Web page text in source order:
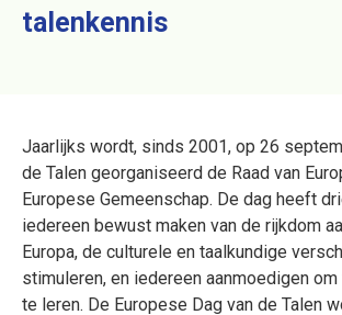
talenkennis
Jaarlijks wordt, sinds 2001, op 26
de Talen georganiseerd de Raad van
Europese Gemeenschap. De dag heeft
iedereen bewust maken van de rijkdom
Europa, de culturele en taalkundige
stimuleren, en iedereen aanmoedigen
te leren. De Europese Dag van de Talen